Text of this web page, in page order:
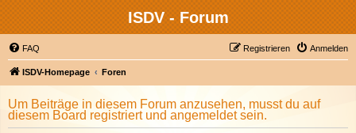
ISDV - Forum
FAQ Anmelden
Registrieren
ISDV-Homepage Foren
Um Beiträge in diesem Forum anzusehen, musst du auf
diesem Board registriert und angemeldet sein.